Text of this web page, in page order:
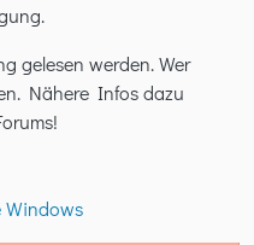
gelesen werden. Wer
Nähere Infos dazu
Windows